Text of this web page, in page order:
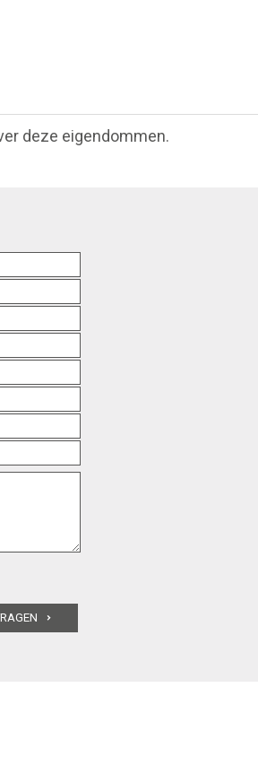
deze eigendommen.